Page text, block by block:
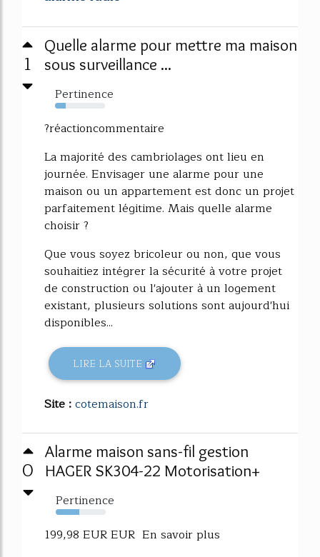
1
Quelle alarme pour mettre ma maison
sous surveillance ...
Pertinence
22%
?réactioncommentaire
La majorité des cambriolages ont lieu en
journée. Envisager une alarme pour une
maison ou un appartement est donc un projet
parfaitement légitime. Mais quelle alarme
choisir ?
Que vous soyez bricoleur ou non, que vous
souhaitiez intégrer la sécurité à votre projet
de construction ou l'ajouter à un logement
existant, plusieurs solutions sont aujourd'hui
disponibles...
LIRE LA SUITE
Site :cotemaison.fr
0
Alarme maison sans-fil gestion
HAGER SK304-22 Motorisation+
Pertinence
47%
199,98 EUR EUR En savoir plus